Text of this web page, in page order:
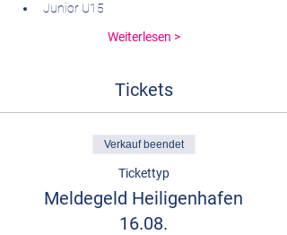
Junior U15
Weiterlesen >
Tickets
Verkauf beendet
Tickettyp
Meldegeld Heiligenhafen
16.08.